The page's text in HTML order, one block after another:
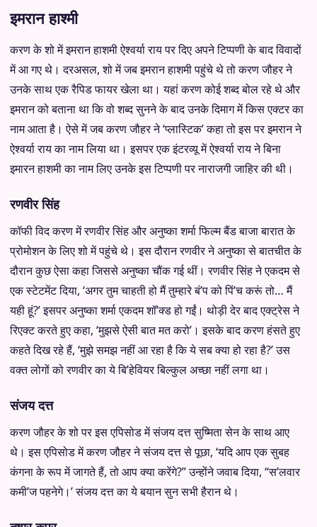
इमरान हाश्मी
करण के शो में इमरान हाशमी ऐश्वर्या राय पर दिए अपने टिप्पणी के बाद विवादों
में आ गए थे। दरअसल, शो में जब इमरान हाशमी पहुंचे थे तो करण जौहर ने
उनके साथ एक रैपिड फायर खेला था। यहां करण कोई शब्द बोल रहे थे और
इमरान को बताना था कि वो शब्द सुनने के बाद उनके दिमाग में किस एक्टर का
नाम आता है। ऐसे में जब करण जौहर ने ‘प्लास्टिक’ कहा तो इस पर इमरान ने
ऐश्वर्या राय का नाम लिया था। इसपर एक इंटरव्यू में ऐश्वर्या राय ने बिना
इमारन हाशमी का नाम लिए उनके इस टिप्पणी पर नाराजगी जाहिर की थी।
रणवीर सिंह
कॉफी विद करण में रणवीर सिंह और अनुष्का शर्मा फिल्म बैंड बाजा बारात के
प्रोमोशन के लिए शो में पहुंचे थे। इस दौरान रणवीर ने अनुष्का से बातचीत के
दौरान कुछ ऐसा कहा जिससे अनुष्का चौंक गई थीं। रणवीर सिंह ने एकदम से
एक स्टेटमेंट दिया, ‘अगर तुम चाहती हो मैं तुम्हारे बं’प को पिं’च करूं तो… मैं
यही हूं?’ इसपर अनुष्का शर्मा एकदम शॉ’क्ड हो गईं। थोड़ी देर बाद एक्ट्रेस ने
रिएक्ट करते हुए कहा, ‘मुझसे ऐसी बात मत करो’। इसके बाद करण हंसते हुए
कहते दिख रहे हैं, ‘मुझे समझ नहीं आ रहा है कि ये सब क्या हो रहा है?’ उस
वक्त लोगों को रणवीर का ये बि’हेवियर बिल्कुल अच्छा नहीं लगा था।
संजय दत्त
करण जौहर के शो पर इस एपिसोड में संजय दत्त सुष्मिता सेन के साथ आए
थे। इस एपिसोड में करण जौहर ने संजय दत्त से पूछा, ‘यदि आप एक सुबह
कंगना के रूप में जागते हैं, तो आप क्या करेंगे?” उन्होंने जवाब दिया, “स’लवार
कमी’ज पहनेगे।’ संजय दत्त का ये बयान सुन सभी हैरान थे।